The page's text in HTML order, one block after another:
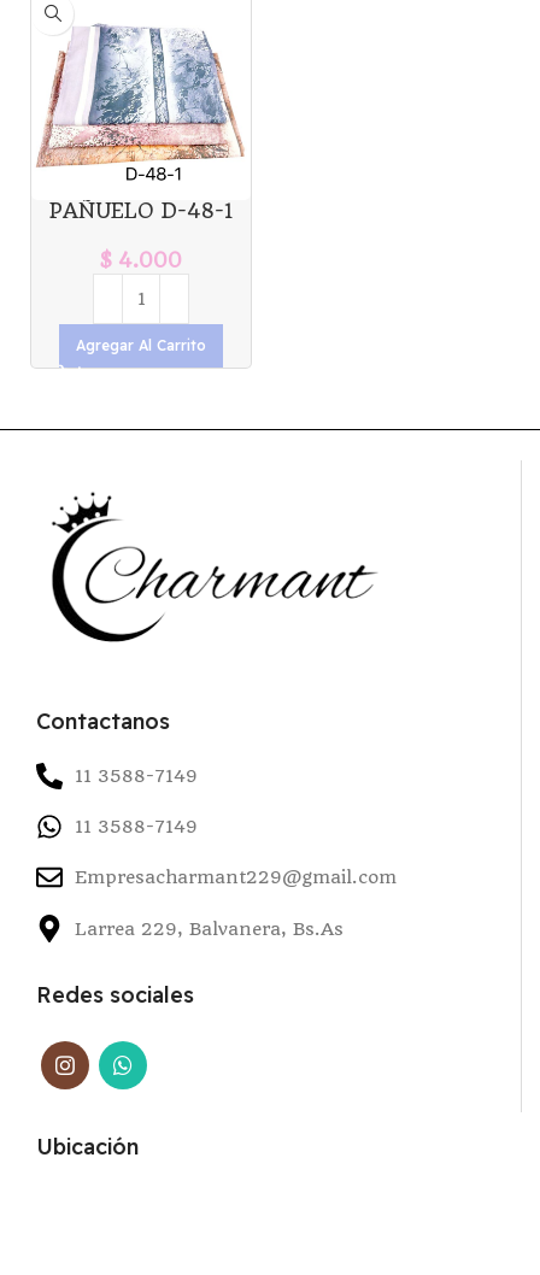
PAÑUELO D-48-1
$ 4.000
Agregar Al Carrito
Contactanos
11 3588-7149
11 3588-7149
Empresacharmant229@gmail.com
Larrea 229, Balvanera, Bs.As
Redes sociales
Ubicación